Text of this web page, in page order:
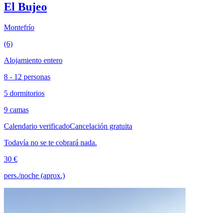
El Bujeo
Montefrío
(6)
Alojamiento entero
8 - 12 personas
5 dormitorios
9 camas
Calendario verificadoCancelación gratuita
Todavía no se te cobrará nada.
30 €
pers./noche (aprox.)